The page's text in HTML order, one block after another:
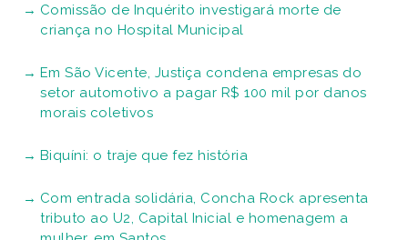
Comissão de Inquérito investigará morte de
criança no Hospital Municipal
Em São Vicente, Justiça condena empresas do
setor automotivo a pagar R$ 100 mil por danos
morais coletivos
Biquíni: o traje que fez história
Com entrada solidária, Concha Rock apresenta
tributo ao U2, Capital Inicial e homenagem a